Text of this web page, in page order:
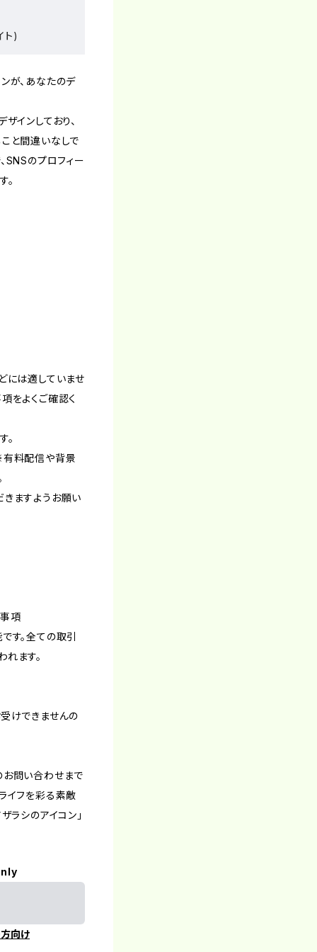
ト)
が、あなたのデ
インしており、
と間違いなしで
SNSのプロフィー
。
には適していませ
をよくご確認く
。
有料配信や背景
ますようお願い
項
す。全ての取引
ます。
けできませんの
お問い合わせまで
イフを彩る素敵
ラシのアイコン」
向け